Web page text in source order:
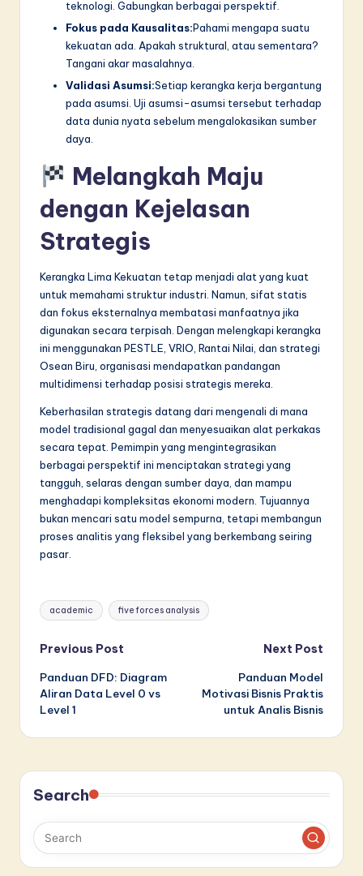
teknologi. Gabungkan berbagai perspektif.
Fokus pada Kausalitas:Pahami mengapa suatu
kekuatan ada. Apakah struktural, atau sementara?
Tangani akar masalahnya.
Validasi Asumsi:Setiap kerangka kerja bergantung
pada asumsi. Uji asumsi-asumsi tersebut terhadap
data dunia nyata sebelum mengalokasikan sumber
daya.
Melangkah Maju
dengan Kejelasan
Strategis
Kerangka Lima Kekuatan tetap menjadi alat yang kuat
untuk memahami struktur industri. Namun, sifat statis
dan fokus eksternalnya membatasi manfaatnya jika
digunakan secara terpisah. Dengan melengkapi kerangka
ini menggunakan PESTLE, VRIO, Rantai Nilai, dan strategi
Osean Biru, organisasi mendapatkan pandangan
multidimensi terhadap posisi strategis mereka.
Keberhasilan strategis datang dari mengenali di mana
model tradisional gagal dan menyesuaikan alat perkakas
secara tepat. Pemimpin yang mengintegrasikan
berbagai perspektif ini menciptakan strategi yang
tangguh, selaras dengan sumber daya, dan mampu
menghadapi kompleksitas ekonomi modern. Tujuannya
bukan mencari satu model sempurna, tetapi membangun
proses analitis yang fleksibel yang berkembang seiring
pasar.
Tags:
academic five forces analysis
Post
navigation
Previous Post
Panduan DFD: Diagram
Aliran Data Level 0 vs
Level 1
Next Post
Panduan Model
Motivasi Bisnis Praktis
untuk Analis Bisnis
Search